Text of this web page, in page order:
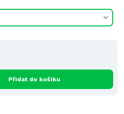
Přidat do košíku